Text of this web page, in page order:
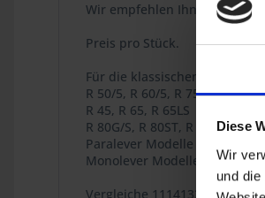
Diese
Wir
und
Wir empfehlen Ihnen auch,
Preis pro Stück.
Für die klassischen BMW
R 50/5, R 60/5, R 75/5, R 60/6,
R 45, R 65, R 65LS
R 80G/S, R 80ST, R 65GS,
Paralever Modelle R 80GS, R
Monolever Modelle R 65, R 80,
Vergleiche 11141338428 / 11-